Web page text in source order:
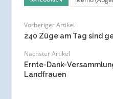
Vorheriger Artikel
240 Züge am Tag sind
Nächster Artikel
Ernte-Dank-
Landfrauen